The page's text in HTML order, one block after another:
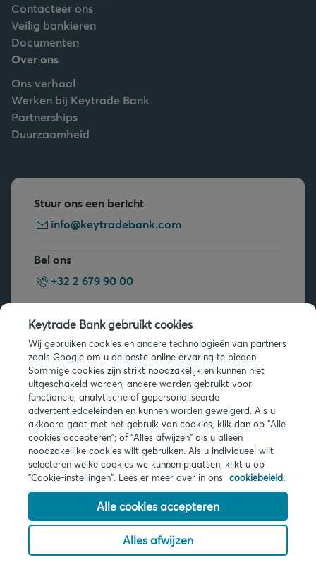
Contacteer ons
Veilig bankieren
Documenten
Over ons
Ons verhaal
Werken bij Keytrade Bank
Partnerships
Duurzaamheid
Stuur ons een bericht
info@keytradebank.com
Bel ons
+32 2 679 90 00
Veelgestelde vragen
Juridische info
Privacy
Cookies
PSD2
Toegankelijkheid
© 2026 Keytrade Bank, Belgisch bijkantoor van Arkéa Direct Bank NV
(Frankrijk), filiaal van Crédit Mutuel Arkéa
Keytrade Bank gebruikt cookies
Wij gebruiken cookies en andere technologieën van partners
zoals Google om u de beste online ervaring te bieden.
Sommige cookies zijn strikt noodzakelijk en kunnen niet
uitgeschakeld worden; andere worden gebruikt voor
functionele, analytische of gepersonaliseerde
advertentiedoeleinden en kunnen worden geweigerd. Als u
akkoord gaat met het gebruik van cookies, klik dan op "Alle
cookies accepteren"; of "Alles afwijzen" als u alleen
noodzakelijke cookies wilt gebruiken. Als u individueel wilt
selecteren welke cookies we kunnen plaatsen, klikt u op
"Cookie-instellingen". Lees er meer over in ons cookiebeleid.
Alle cookies accepteren
Alles afwijzen